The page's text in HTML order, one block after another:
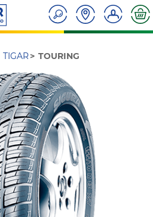
TIGAR TOURING